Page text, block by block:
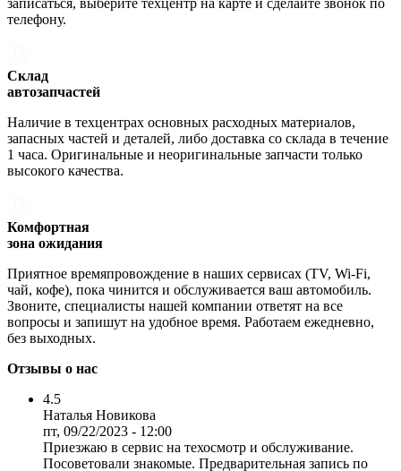
записаться, выберите техцентр на карте и сделайте звонок по
телефону.
Склад
автозапчастей
Наличие в техцентрах основных расходных материалов,
запасных частей и деталей, либо доставка со склада в течение
1 часа. Оригинальные и неоригинальные запчасти только
высокого качества.
Комфортная
зона ожидания
Приятное времяпровождение в наших сервисах (TV, Wi-Fi,
чай, кофе), пока чинится и обслуживается ваш автомобиль.
Звоните, специалисты нашей компании ответят на все
вопросы и запишут на удобное время. Работаем ежедневно,
без выходных.
Отзывы о нас
4.5
Наталья Новикова
пт, 09/22/2023 - 12:00
Приезжаю в сервис на техосмотр и обслуживание.
Посоветовали знакомые. Предварительная запись по